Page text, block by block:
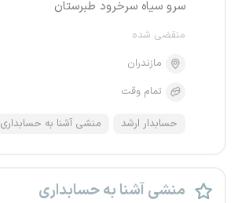
سرو سیاه سرخرود طبرستان
منقضی شده
مازندران
تمام وقت
حسابدار ارشد منشی آشنا به حسابداری
منشی آشنا به حسابداری